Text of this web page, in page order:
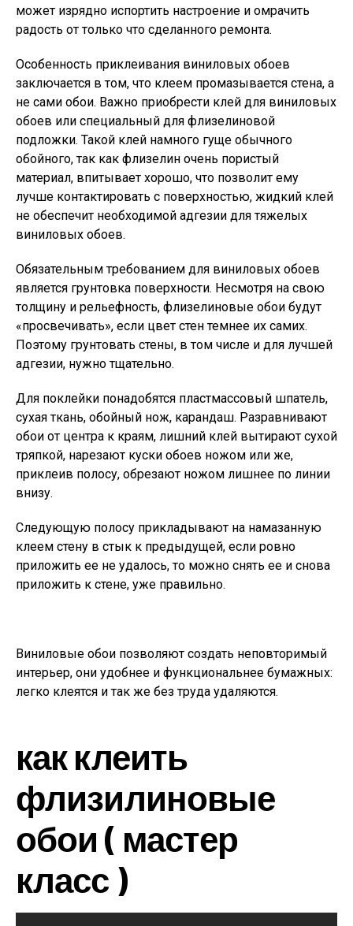
может изрядно испортить настроение и омрачить
радость от только что сделанного ремонта.
Особенность приклеивания виниловых обоев
заключается в том, что клеем промазывается стена, а
не сами обои. Важно приобрести клей для виниловых
обоев или специальный для флизелиновой
подложки. Такой клей намного гуще обычного
обойного, так как флизелин очень пористый
материал, впитывает хорошо, что позволит ему
лучше контактировать с поверхностью, жидкий клей
не обеспечит необходимой адгезии для тяжелых
виниловых обоев.
Обязательным требованием для виниловых обоев
является грунтовка поверхности. Несмотря на свою
толщину и рельефность, флизелиновые обои будут
«просвечивать», если цвет стен темнее их самих.
Поэтому грунтовать стены, в том числе и для лучшей
адгезии, нужно тщательно.
Для поклейки понадобятся пластмассовый шпатель,
сухая ткань, обойный нож, карандаш. Разравнивают
обои от центра к краям, лишний клей вытирают сухой
тряпкой, нарезают куски обоев ножом или же,
приклеив полосу, обрезают ножом лишнее по линии
внизу.
Следующую полосу прикладывают на намазанную
клеем стену в стык к предыдущей, если ровно
приложить ее не удалось, то можно снять ее и снова
приложить к стене, уже правильно.
Виниловые обои позволяют создать неповторимый
интерьер, они удобнее и функциональнее бумажных:
легко клеятся и так же без труда удаляются.
как клеить
флизилиновые
обои ( мастер
класс )